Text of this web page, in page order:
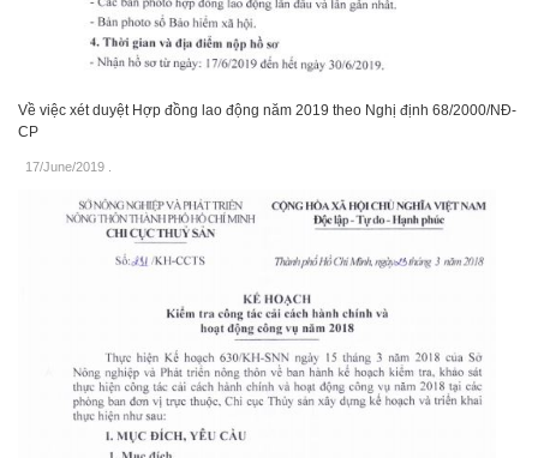
Về việc xét duyệt Hợp đồng lao động năm 2019 theo Nghị định 68/2000/NĐ-
CP
17/June/2019